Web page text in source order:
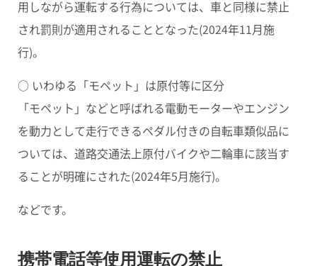
用しながら運転する行為については、車と同様に禁止
され罰則が適用されることとなった(2024年11月施
行)。
○ いわゆる「モペット」は原付等に区分
「モペット」 などと呼ばれる電動モーターやエンジン
を動力として走行できるペダル付きの自転車類似品に
ついては、道路交通法上原付バイクや二輪車に該当す
ることが明確にされた(2024年5月施行)。
などです。
携帯電話等使用運転の禁止